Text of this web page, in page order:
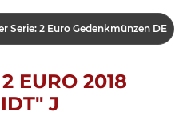
Serie: 2 Euro Gedenkmünzen DE
EURO 2018
J